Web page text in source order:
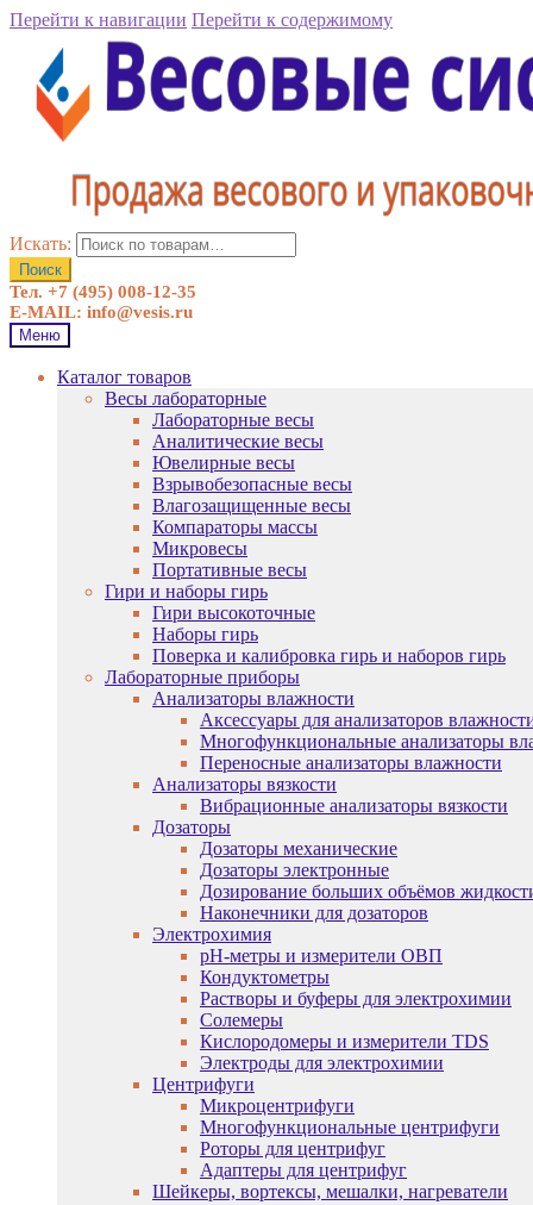
Перейти к навигации Перейти к содержимому
Искать:
Поиск
Тел. +7 (495) 008-12-35
E-MAIL: info@vesis.ru
Меню
Каталог товаров
Весы лабораторные
Лабораторные весы
Аналитические весы
Ювелирные весы
Взрывобезопасные весы
Влагозащищенные весы
Компараторы массы
Микровесы
Портативные весы
Гири и наборы гирь
Гири высокоточные
Наборы гирь
Поверка и калибровка гирь и наборов гирь
Лабораторные приборы
Анализаторы влажности
Аксессуары для анализаторов
Многофункциональные анализаторы
Переносные анализаторы влажности
Анализаторы вязкости
Вибрационные анализаторы вязкости
Дозаторы
Дозаторы механические
Дозаторы электронные
Дозирование больших объёмов
Наконечники для дозаторов
Электрохимия
pH-метры и измерители ОВП
Кондуктометры
Растворы и буферы для электрохимии
Солемеры
Кислородомеры и измерители TDS
Электроды для электрохимии
Центрифуги
Микроцентрифуги
Многофункциональные центрифуги
Роторы для центрифуг
Адаптеры для центрифуг
Шейкеры, вортексы, мешалки, нагреватели